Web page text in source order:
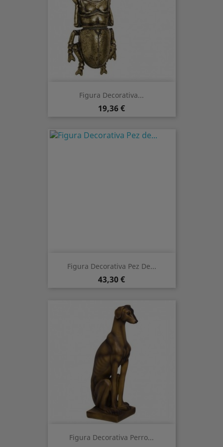
Figura Decorativa...
Prezzo
19,36 €
Figura Decorativa Pez De...
Prezzo
43,30 €
Figura Decorativa Perro...